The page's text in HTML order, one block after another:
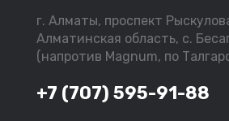
г. Алматы, проспект
Алматинская область, с.
(напротив Magnum, по
+7 (707) 595-91-88